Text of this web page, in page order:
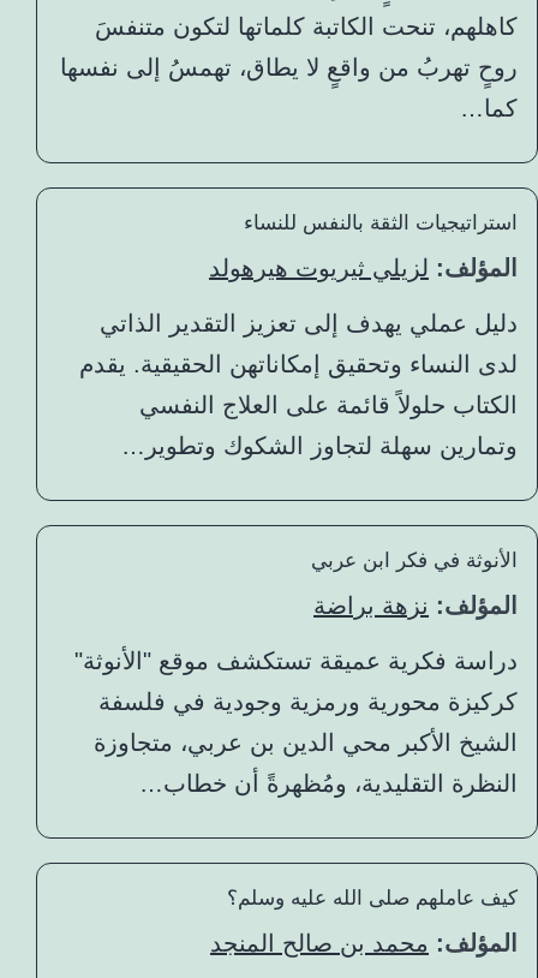
كاهلهم، تنحت الكاتبة كلماتها لتكون متنفسَ
روحٍ تهربُ من واقعٍ لا يطاق، تهمسُ إلى نفسها
كما…
استراتيجيات الثقة بالنفس للنساء
المؤلف: لزيلي ثيريوت هيرهولد
دليل عملي يهدف إلى تعزيز التقدير الذاتي
لدى النساء وتحقيق إمكاناتهن الحقيقية. يقدم
الكتاب حلولاً قائمة على العلاج النفسي
وتمارين سهلة لتجاوز الشكوك وتطوير…
الأنوثة في فكر ابن عربي
المؤلف: نزهة براضة
دراسة فكرية عميقة تستكشف موقع "الأنوثة"
كركيزة محورية ورمزية وجودية في فلسفة
الشيخ الأكبر محي الدين بن عربي، متجاوزة
النظرة التقليدية، ومُظهرةً أن خطاب…
كيف عاملهم صلى الله عليه وسلم؟
المؤلف: محمد بن صالح المنجد